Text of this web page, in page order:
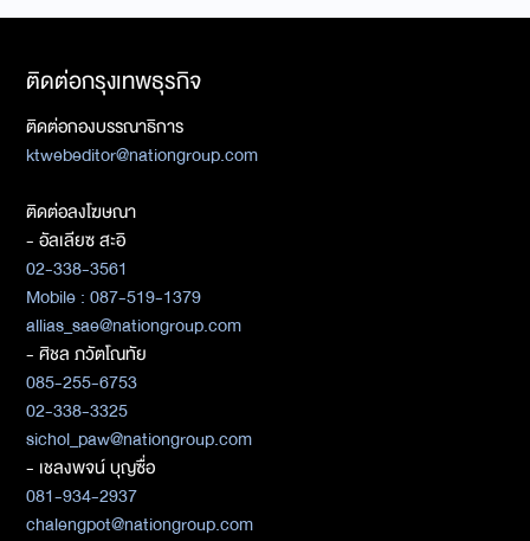
ติดต่อกรุงเทพธุรกิจ
ติดต่อกองบรรณาธิการ
ktwebeditor@nationgroup.com
ติดต่อลงโฆษณา
- อัลเลียซ สะอิ
02-338-3561
Mobile : 087-519-1379
allias_sae@nationgroup.com
- ศิชล ภวัตโณทัย
085-255-6753
02-338-3325
sichol_paw@nationgroup.com
- เชลงพจน์ บุญซื่อ
081-934-2937
chalengpot@nationgroup.com